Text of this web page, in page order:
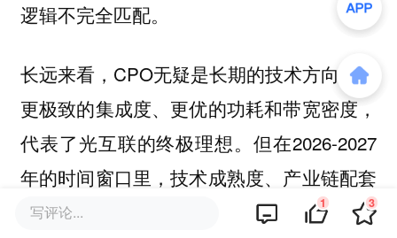
逻辑不完全匹配。
长远来看，CPO无疑是长期的技术方向——
更极致的集成度、更优的功耗和带宽密度，
代表了光互联的终极理想。但在2026-2027
年的时间窗口里，技术成熟度、产业链配套
和客户接受度的综合考量，让NPO成为了一
写评论... 1 3